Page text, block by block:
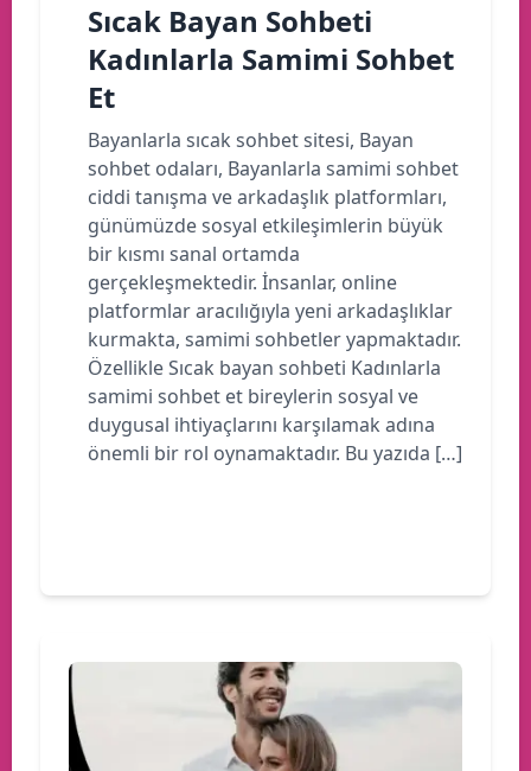
Sıcak Bayan Sohbeti
Kadınlarla Samimi Sohbet
Et
Bayanlarla sıcak sohbet sitesi, Bayan
sohbet odaları, Bayanlarla samimi sohbet
ciddi tanışma ve arkadaşlık platformları,
günümüzde sosyal etkileşimlerin büyük
bir kısmı sanal ortamda
gerçekleşmektedir. İnsanlar, online
platformlar aracılığıyla yeni arkadaşlıklar
kurmakta, samimi sohbetler yapmaktadır.
Özellikle Sıcak bayan sohbeti Kadınlarla
samimi sohbet et bireylerin sosyal ve
duygusal ihtiyaçlarını karşılamak adına
önemli bir rol oynamaktadır. Bu yazıda […]